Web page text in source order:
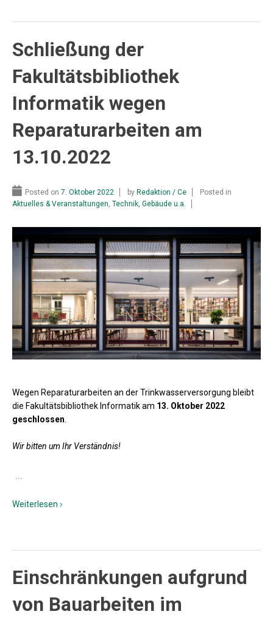
Schließung der
Fakultätsbibliothek
Informatik wegen
Reparaturarbeiten am
13.10.2022
Posted on 7. Oktober 2022 by Redaktion / Ce
Posted in
Aktuelles & Veranstaltungen, Technik, Gebäude u.a.
Wegen Reparaturarbeiten an der Trinkwasserversorgung bleibt
die Fakultätsbibliothek Informatik am 13. Oktober 2022
geschlossen
Wir bitten um Ihr Verständnis!
…
Weiterlesen ›
Einschränkungen aufgrund
von Bauarbeiten im